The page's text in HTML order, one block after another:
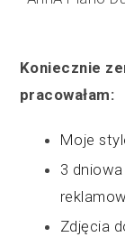
Koniecznie
pracowałam:
Moje
3
Zdjęcia